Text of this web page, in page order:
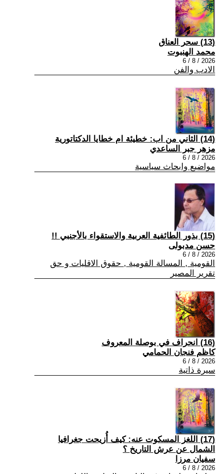
(13) سحر العناق
محمد الهنبوت
2026 / 8 / 6
الادب والفن
(14) الثاني من اب: خطيئة ام خطايا الدكتاتورية
مزهر جبر الساعدي
2026 / 8 / 6
مواضيع وابحاث سياسية
(15) بذور الطائفية العربية والاستقواء بالأجنبي !!
حسن مدبولى
2026 / 8 / 6
القومية , المسالة القومية , حقوق الاقليات و حق
تقرير المصير
(16) انحراف في بوصلة المعروف
كاظم فنجان الحمامي
2026 / 8 / 6
سيرة ذاتية
(17) اللغز المسكوت عنه: كيف أُزيحت جغرافيا
الشمال عن عرش التاريخ ؟
سفيان مرزا
2026 / 8 / 6